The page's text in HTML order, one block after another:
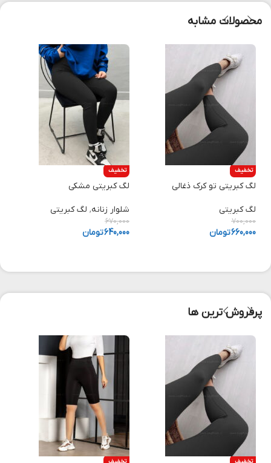
محصولات مشابه
تخفیف
لگ کبریتی تو کرک ذغالی
لگ کبریتی
700,000
660,000تومان
تخفیف
لگ کبریتی مشکی
شلوار زنانه, لگ کبریتی
670,000
640,000تومان
پرفروش ترین ها